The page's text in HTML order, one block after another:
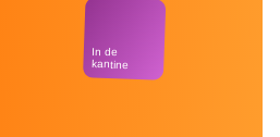
In de
kantine